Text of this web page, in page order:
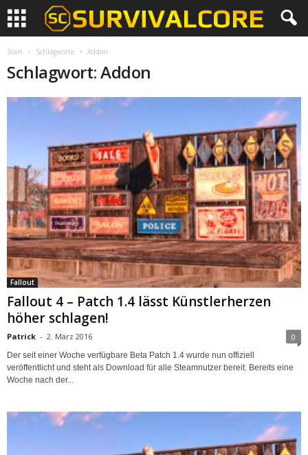
Start Schlagworte Addon
Schlagwort: Addon
Fallout
Fallout 4 – Patch 1.4 lässt Künstlerherzen
höher schlagen!
Patrick - 2. März 2016 0
Der seit einer Woche verfügbare Beta Patch 1.4 wurde nun offiziell
veröffentlicht und steht als Download für alle Steamnutzer bereit. Bereits eine
Woche nach der...